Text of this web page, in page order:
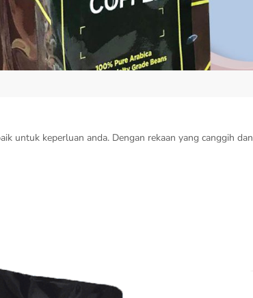
untuk keperluan anda. Dengan rekaan yang canggih dan